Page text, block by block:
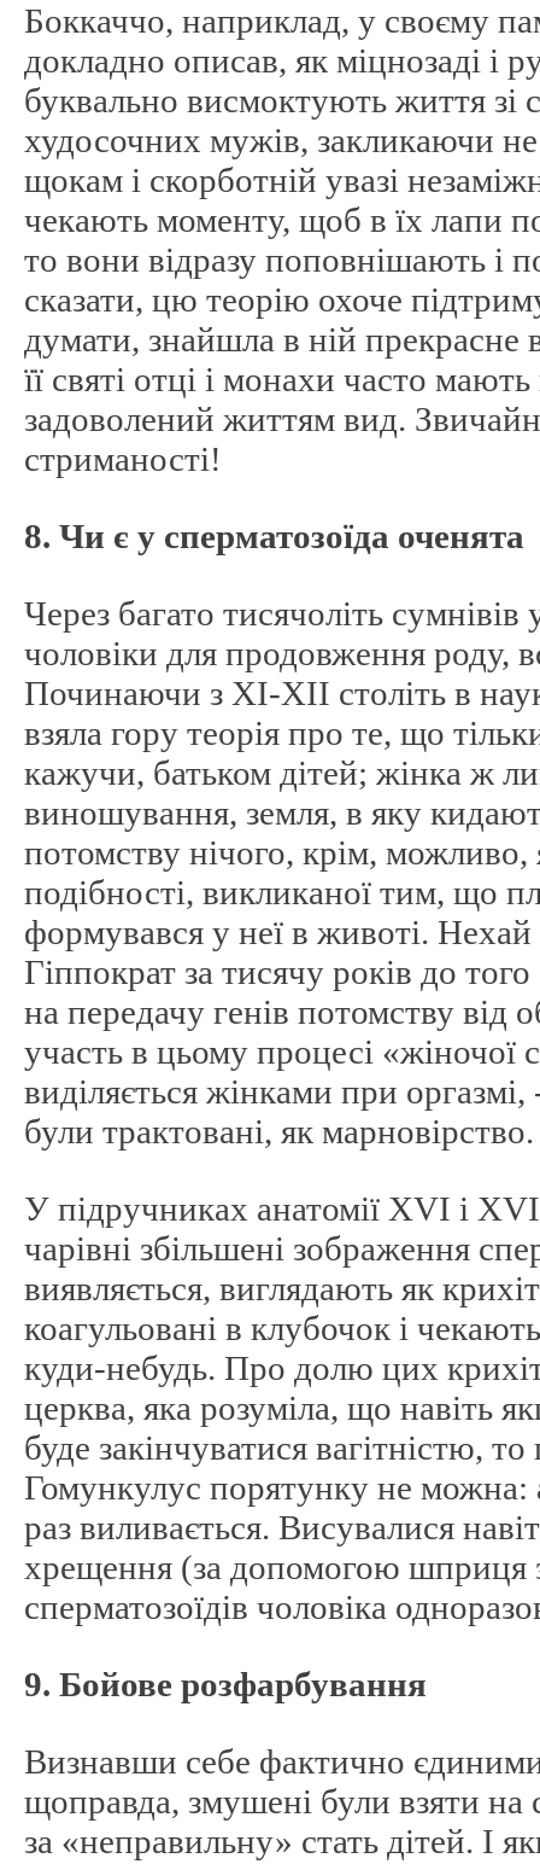
Боккаччо, наприклад, у своєму
докладно описав, як міцнозаді і
буквально висмоктують життя зі
худосочних мужів, закликаючи
щокам і скорботній увазі
чекають моменту, щоб в їх лапи
то вони відразу поповнішають і
сказати, цю теорію охоче
думати, знайшла в ній прекрасне
її святі отці і монахи часто
задоволений життям вид.
стриманості!
8. Чи є у сперматозоїда оченята
Через багато тисячоліть сумнівів
чоловіки для продовження роду,
Починаючи з XI-XII століть в
взяла гору теорія про те, що
кажучи, батьком дітей; жінка ж
виношування, земля, в яку
потомству нічого, крім, можливо,
подібності, викликаної тим, що
формувався у неї в животі.
Гіппократ за тисячу років до
на передачу генів потомству від
участь в цьому процесі
виділяється жінками при оргазмі,
були трактовані, як марновірство.
У підручниках анатомії XVI і
чарівні збільшені зображення
виявляється, виглядають як
коагульовані в клубочок і
куди-небудь. Про долю цих
церква, яка розуміла, що навіть
буде закінчуватися вагітністю,
Гомункулус порятунку не можна:
раз виливається. Висувалися
хрещення (за допомогою шприця
сперматозоїдів чоловіка
9. Бойове розфарбування
Визнавши себе фактично
щоправда, змушені були взяти на
за «неправильну» стать дітей. І